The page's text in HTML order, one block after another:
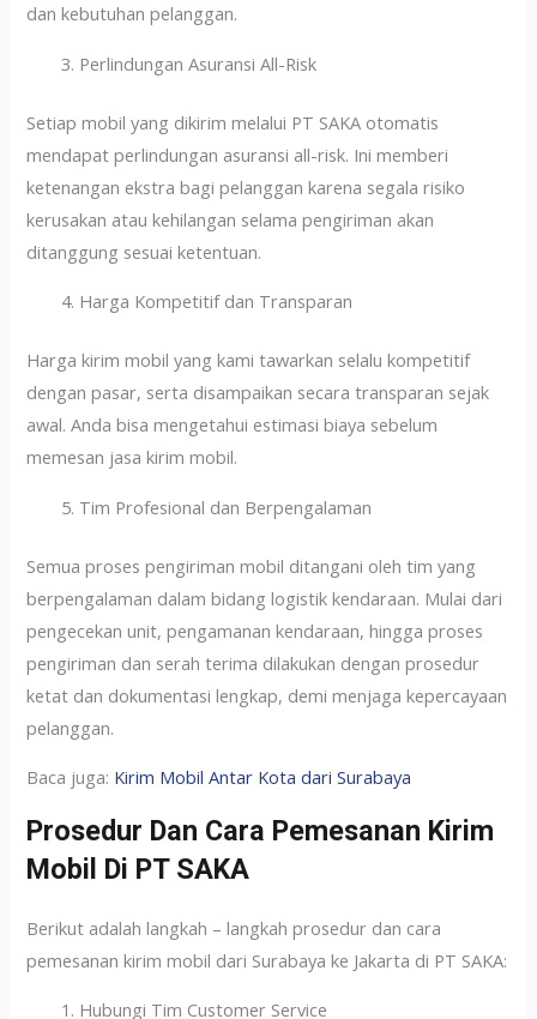
dan kebutuhan pelanggan.
Perlindungan Asuransi All-Risk
Setiap mobil yang dikirim melalui PT SAKA otomatis
mendapat perlindungan asuransi all-risk. Ini memberi
ketenangan ekstra bagi pelanggan karena segala risiko
kerusakan atau kehilangan selama pengiriman akan
ditanggung sesuai ketentuan.
Harga Kompetitif dan Transparan
Harga kirim mobil yang kami tawarkan selalu kompetitif
dengan pasar, serta disampaikan secara transparan sejak
awal. Anda bisa mengetahui estimasi biaya sebelum
memesan jasa kirim mobil.
Tim Profesional dan Berpengalaman
Semua proses pengiriman mobil ditangani oleh tim yang
berpengalaman dalam bidang logistik kendaraan. Mulai dari
pengecekan unit, pengamanan kendaraan, hingga proses
pengiriman dan serah terima dilakukan dengan prosedur
ketat dan dokumentasi lengkap, demi menjaga kepercayaan
pelanggan.
Baca juga: Kirim Mobil Antar Kota dari Surabaya
Prosedur Dan Cara Pemesanan Kirim
Mobil Di PT SAKA
Berikut adalah langkah – langkah prosedur dan cara
pemesanan kirim mobil dari Surabaya ke Jakarta di PT SAKA:
Hubungi Tim Customer Service